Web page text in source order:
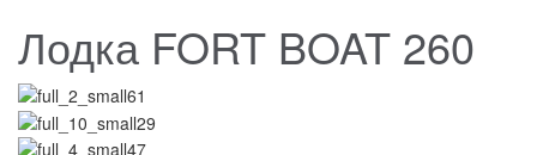
Лодка FORT BOAT 260